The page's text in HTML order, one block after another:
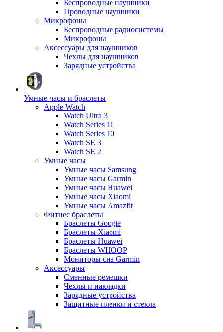
Беспроводные наушники
Проводные наушники
Микрофоны
Беспроводные радиосистемы
Микрофоны
Аксессуары для наушников
Чехлы для наушников
Зарядные устройства
Умные часы и браслеты
Apple Watch
Watch Ultra 3
Watch Series 11
Watch Series 10
Watch SE 3
Watch SE 2
Умные часы
Умные часы Samsung
Умные часы Garmin
Умные часы Huawei
Умные часы Xiaomi
Умные часы Amazfit
Фитнес браслеты
Браслеты Google
Браслеты Xiaomi
Браслеты Huawei
Браслеты WHOOP
Мониторы сна Garmin
Аксессуары
Сменные ремешки
Чехлы и накладки
Зарядные устройства
Защитные пленки и стекла